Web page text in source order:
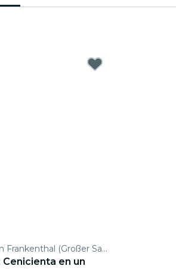
Congress Forum Frankenthal (Großer Saal)
en un